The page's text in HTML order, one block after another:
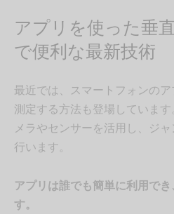
アプリを使った垂
で便利な最新技術
最近では、スマートフォンの
測定する方法も登場していま
メラやセンサーを活用し、ジ
行います。
アプリは誰でも簡単に利用で
す。